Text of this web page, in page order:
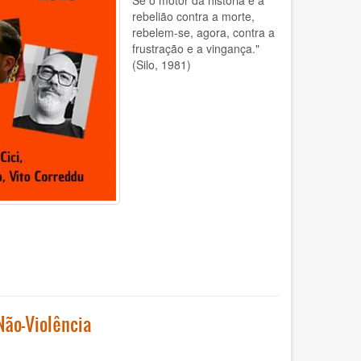
rebelião contra a morte,
rebelem-se, agora, contra a
frustração e a vingança."
(Silo, 1981)
Violência